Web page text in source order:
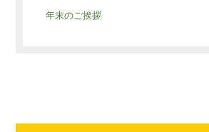
年末のご挨拶